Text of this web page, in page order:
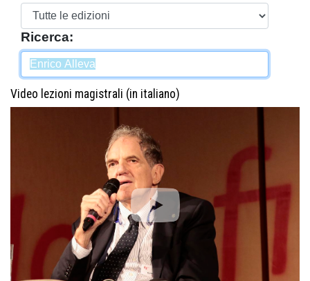
Ricerca:
Video lezioni magistrali (in italiano)